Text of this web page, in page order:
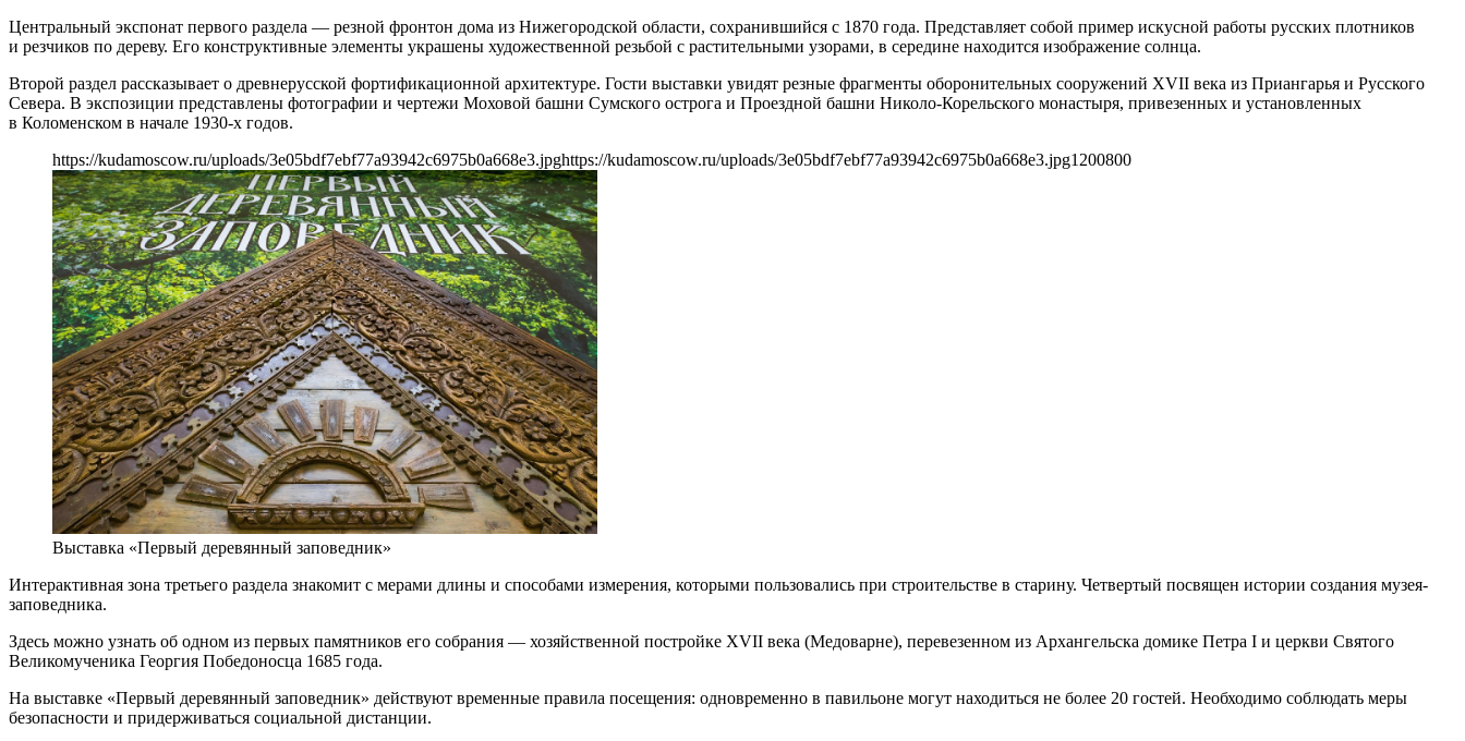
Центральный экспонат первого раздела — резной фронтон дома из Нижегородской области, сохранившийся с 1870 года. Представляет собой пример искусной работы русских плотников
и резчиков по дереву. Его конструктивные элементы украшены художественной резьбой с растительными узорами, в середине находится изображение солнца.
Второй раздел рассказывает о древнерусской фортификационной архитектуре. Гости выставки увидят резные фрагменты оборонительных сооружений XVII века из Приангарья и Русского
Севера. В экспозиции представлены фотографии и чертежи Моховой башни Сумского острога и Проездной башни Николо-Корельского монастыря, привезенных и установленных
в Коломенском в начале 1930-х годов.
https://kudamoscow.ru/uploads/3e05bdf7ebf77a93942c6975b0a668e3.jpghttps://kudamoscow.ru/uploads/3e05bdf7ebf77a93942c6975b0a668e3.jpg1200800
Выставка «Первый деревянный заповедник»
Интерактивная зона третьего раздела знакомит с мерами длины и способами измерения, которыми пользовались при строительстве в старину. Четвертый посвящен истории создания музея-
заповедника.
Здесь можно узнать об одном из первых памятников его собрания — хозяйственной постройке XVII века (Медоварне), перевезенном из Архангельска домике Петра I и церкви Святого
Великомученика Георгия Победоносца 1685 года.
На выставке «Первый деревянный заповедник» действуют временные правила посещения: одновременно в павильоне могут находиться не более 20 гостей. Необходимо соблюдать меры
безопасности и придерживаться социальной дистанции.